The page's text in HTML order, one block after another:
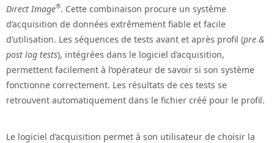
Direct Image®. Cette combinaison procure un système
d’acquisition de données extrêmement fiable et facile
d’utilisation. Les séquences de tests avant et après profil (pre &
post log tests), intégrées dans le logiciel d’acquisition,
permettent facilement à l’opérateur de savoir si son système
fonctionne correctement. Les résultats de ces tests se
retrouvent automatiquement dans le fichier créé pour le profil.
Le logiciel d’acquisition permet à son utilisateur de choisir la